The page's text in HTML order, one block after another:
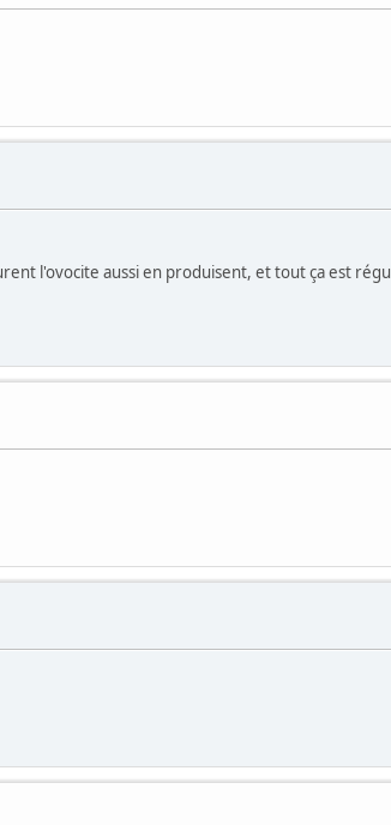
l'ovocite aussi en produisent, et tout ça est